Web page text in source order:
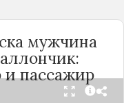
мужчина
и пассажир